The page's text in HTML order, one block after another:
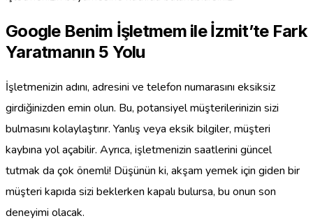
Google Benim İşletmem ile İzmit’te Fark
Yaratmanın 5 Yolu
İşletmenizin adını, adresini ve telefon numarasını eksiksiz
girdiğinizden emin olun. Bu, potansiyel müşterilerinizin sizi
bulmasını kolaylaştırır. Yanlış veya eksik bilgiler, müşteri
kaybına yol açabilir. Ayrıca, işletmenizin saatlerini güncel
tutmak da çok önemli! Düşünün ki, akşam yemek için giden bir
müşteri kapıda sizi beklerken kapalı bulursa, bu onun son
deneyimi olacak.